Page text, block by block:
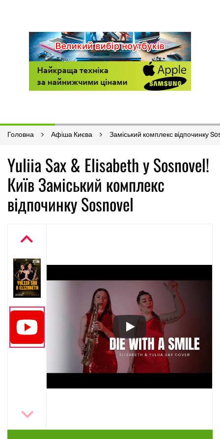
Головна Афіша Києва Заміський комплекс відпочинку
Yuliia Sax & Elisabeth у Sosnovel!
Київ Заміський комплекс
відпочинку Sosnovel